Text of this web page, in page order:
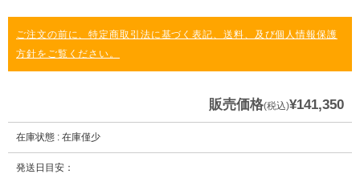
ご注文の前に、特定商取引法に基づく表記、送料、及び個人情報保護
方針をご覧ください。
販売価格(税込)¥141,350
在庫状態 : 在庫僅少
発送日目安：